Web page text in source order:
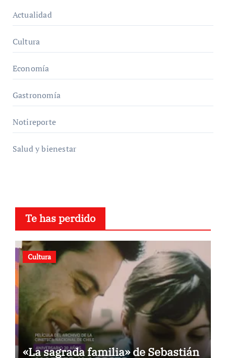
Actualidad
Cultura
Economía
Gastronomía
Notireporte
Salud y bienestar
Te has perdido
Cultura
«La sagrada familia» de Sebastián